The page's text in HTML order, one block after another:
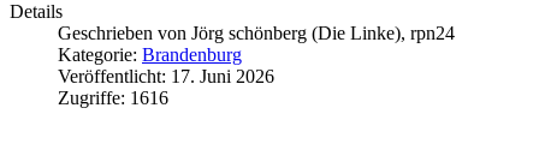
Details
Geschrieben von Jörg schönberg (Die Linke), rpn24
Kategorie: Brandenburg
Veröffentlicht: 17. Juni 2026
Zugriffe: 1616